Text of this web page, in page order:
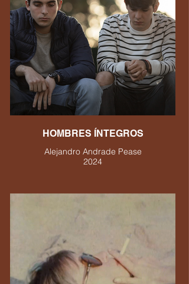
HOMBRES ÍNTEGROS
Alejandro Andrade Pease
2024